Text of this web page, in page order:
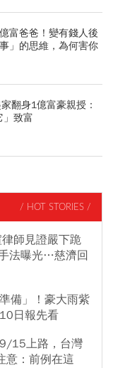
富爸爸！變有錢人後
」的思維，為何害你
翻身1億富豪親授：
」致富
/ HOT STORIES /
師見證嚴下跪
法曝光…慈濟回
備」！豪大雨紫
日報先看
15上路，台灣
意：前例在這